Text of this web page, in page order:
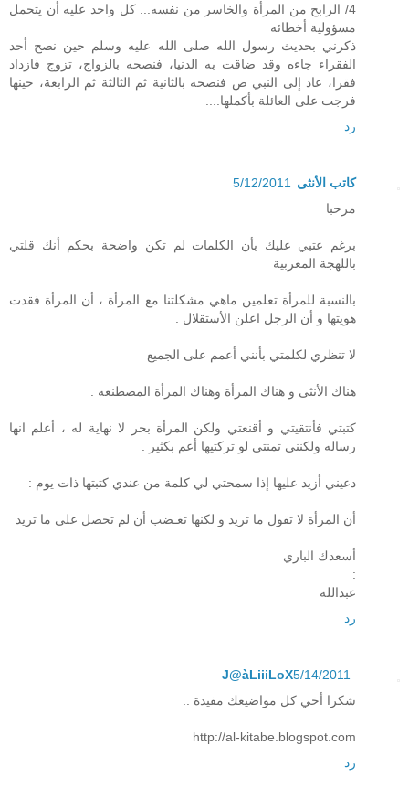
4/ الرابح من المرأة والخاسر من نفسه... كل واحد عليه أن يتحمل
مسؤولية أخطائه
ذكرني بحديث رسول الله صلى الله عليه وسلم حين نصح أحد
الفقراء جاءه وقد ضاقت به الدنيا، فنصحه بالزواج، تزوج فازداد
فقرا، عاد إلى النبي ص فنصحه بالثانية ثم الثالثة ثم الرابعة، حينها
فرجت على العائلة بأكملها....
رد
كاتب الأنثى
5/12/2011
مرحبا
برغم عتبي عليك بأن الكلمات لم تكن واضحة بحكم أنك قلتي
باللهجة المغربية
بالنسبة للمرأة تعلمين ماهي مشكلتنا مع المرأة ، أن المرأة فقدت
هويتها و أن الرجل اعلن الأستقلال .
لا تنظري لكلمتي بأنني أعمم على الجميع
هناك الأنثى و هناك المرأة وهناك المرأة المصطنعه .
كتبتي فأنتقيتي و أقنعتي ولكن المرأة بحر لا نهاية له ، أعلم انها
رساله ولكنني تمنتي لو تركتيها أعم بكثير .
دعيني أزيد عليها إذا سمحتي لي كلمة من عندي كتبتها ذات يوم :
أن المرأة لا تقول ما تريد و لكنها تغـضب أن لم تحصل على ما تريد
أسعدك الباري
:
عبدالله
رد
J@àLiiiLoX5/14/2011
شكرا أخي كل مواضيعك مفيدة ..
http://al-kitabe.blogspot.com
رد